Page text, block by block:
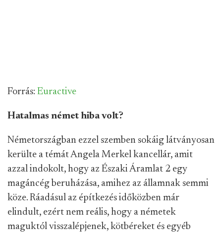
Forrás: Euractive
Hatalmas német hiba volt?
Németországban ezzel szemben sokáig látványosan
kerülte a témát Angela Merkel kancellár, amit
azzal indokolt, hogy az Északi Áramlat 2 egy
magáncég beruházása, amihez az államnak semmi
köze. Ráadásul az építkezés időközben már
elindult, ezért nem reális, hogy a németek
maguktól visszalépjenek, kötbéreket és egyéb